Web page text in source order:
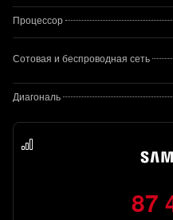
Процессор
Сотовая и беспроводная сеть
Диагональ
87